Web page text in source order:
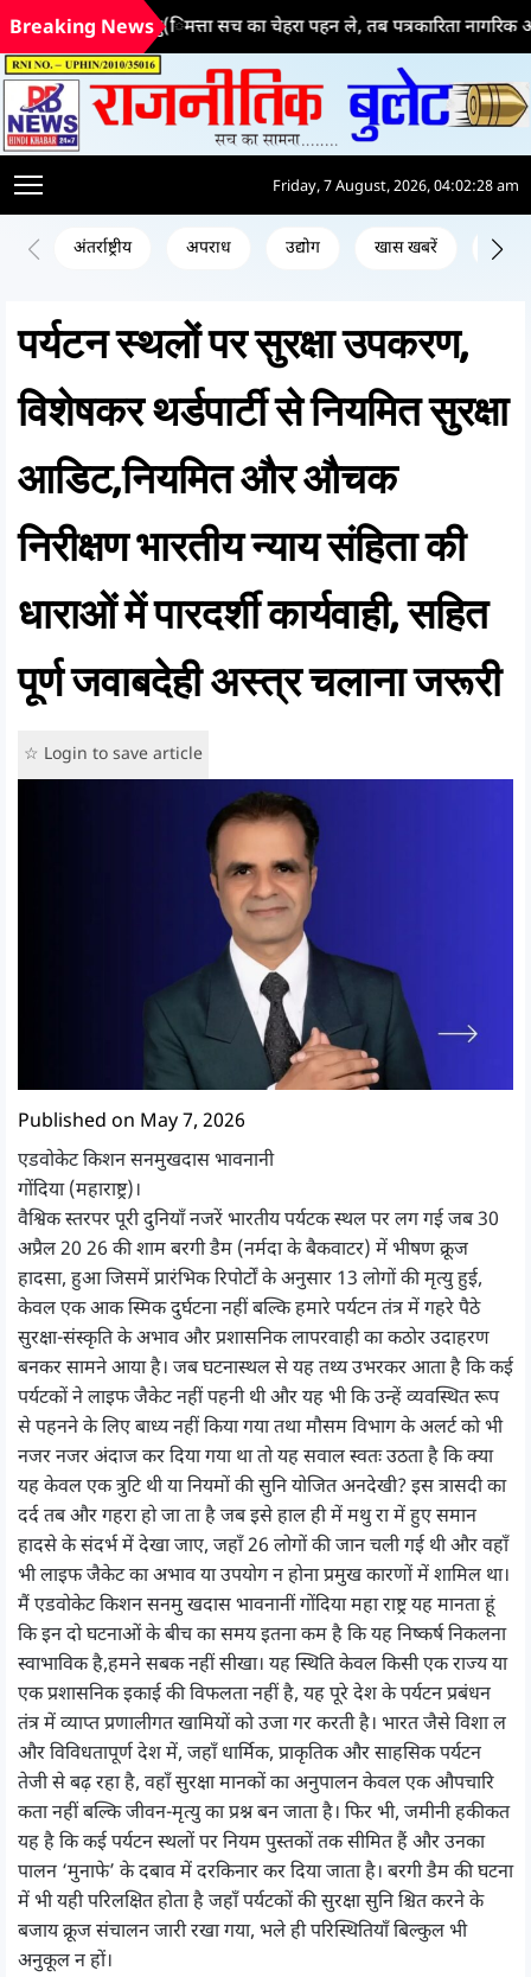
जब कृत्रिम बु(िमत्ता सच का चेहरा पहन ले, तब पत्रकारिता नागरिक अधिकार
Breaking News
Friday, 7 August, 2026, 04:02:28 am
अंतर्राष्ट्रीय अपराध उद्योग खास खबरें जन
पर्यटन स्थलों पर सुरक्षा उपकरण,
विशेषकर थर्डपार्टी से नियमित सुरक्षा
आडिट,नियमित और औचक
निरीक्षण भारतीय न्याय संहिता की
धाराओं में पारदर्शी कार्यवाही, सहित
पूर्ण जवाबदेही अस्त्र चलाना जरूरी
☆ Login to save article
Published on May 7, 2026
एडवोकेट किशन सनमुखदास भावनानी
गोंदिया (महाराष्ट्र)।
वैश्विक स्तरपर पूरी दुनियाँ नजरें भारतीय पर्यटक स्थल पर लग गई जब 30
अप्रैल 20 26 की शाम बरगी डैम (नर्मदा के बैकवाटर) में भीषण क्रूज
हादसा, हुआ जिसमें प्रारंभिक रिपोर्टों के अनुसार 13 लोगों की मृत्यु हुई,
केवल एक आक स्मिक दुर्घटना नहीं बल्कि हमारे पर्यटन तंत्र में गहरे पैठे
सुरक्षा-संस्कृति के अभाव और प्रशासनिक लापरवाही का कठोर उदाहरण
बनकर सामने आया है। जब घटनास्थल से यह तथ्य उभरकर आता है कि कई
पर्यटकों ने लाइफ जैकेट नहीं पहनी थी और यह भी कि उन्हें व्यवस्थित रूप
से पहनने के लिए बाध्य नहीं किया गया तथा मौसम विभाग के अलर्ट को भी
नजर नजर अंदाज कर दिया गया था तो यह सवाल स्वतः उठता है कि क्या
यह केवल एक त्रुटि थी या नियमों की सुनि योजित अनदेखी? इस त्रासदी का
दर्द तब और गहरा हो जा ता है जब इसे हाल ही में मथु रा में हुए समान
हादसे के संदर्भ में देखा जाए, जहाँ 26 लोगों की जान चली गई थी और वहाँ
भी लाइफ जैकेट का अभाव या उपयोग न होना प्रमुख कारणों में शामिल था।
मैं एडवोकेट किशन सनमु खदास भावनानीं गोंदिया महा राष्ट्र यह मानता हूं
कि इन दो घटनाओं के बीच का समय इतना कम है कि यह निष्कर्ष निकलना
स्वाभाविक है,हमने सबक नहीं सीखा। यह स्थिति केवल किसी एक राज्य या
एक प्रशासनिक इकाई की विफलता नहीं है, यह पूरे देश के पर्यटन प्रबंधन
तंत्र में व्याप्त प्रणालीगत खामियों को उजा गर करती है। भारत जैसे विशा ल
और विविधतापूर्ण देश में, जहाँ धार्मिक, प्राकृतिक और साहसिक पर्यटन
तेजी से बढ़ रहा है, वहाँ सुरक्षा मानकों का अनुपालन केवल एक औपचारि
कता नहीं बल्कि जीवन-मृत्यु का प्रश्न बन जाता है। फिर भी, जमीनी हकीकत
यह है कि कई पर्यटन स्थलों पर नियम पुस्तकों तक सीमित हैं और उनका
पालन ‘मुनाफे’ के दबाव में दरकिनार कर दिया जाता है। बरगी डैम की घटना
में भी यही परिलक्षित होता है जहाँ पर्यटकों की सुरक्षा सुनि श्चित करने के
बजाय क्रूज संचालन जारी रखा गया, भले ही परिस्थितियाँ बिल्कुल भी
अनुकूल न हों।